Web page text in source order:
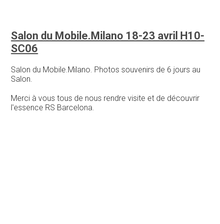
Salon du Mobile.Milano 18-23 avril H10-
SC06
Salon du Mobile.Milano. Photos souvenirs de 6 jours au
Salon.
Merci à vous tous de nous rendre visite et de découvrir
l'essence RS Barcelona.